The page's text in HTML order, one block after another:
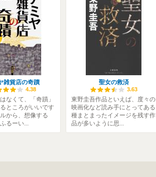
雑貨店の奇蹟
4.38
なくて、「奇蹟」
ところがいいです
から、想像する
るーい...
聖女の救済
3.63
東野圭吾作品といえば、度々の
映画化など読み手にとってある
種まとまったイメージを残す作
品が多いように思...